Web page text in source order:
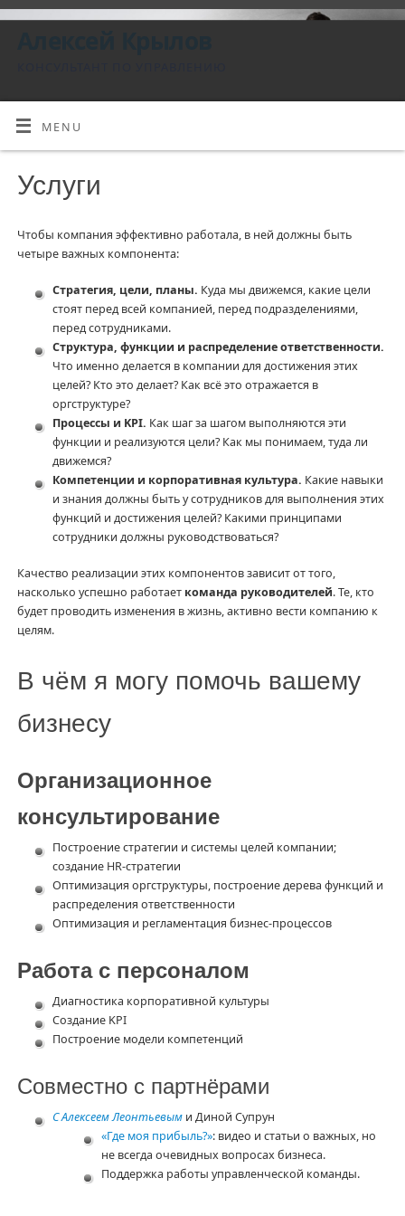
MENU
Услуги
Чтобы компания эффективно работала, в ней должны быть
четыре важных компонента:
Стратегия, цели, планы. Куда мы движемся, какие цели
стоят перед всей компанией, перед подразделениями,
перед сотрудниками.
Структура, функции и распределение ответственности.
Что именно делается в компании для достижения этих
целей? Кто это делает? Как всё это отражается в
оргструктуре?
Процессы и KPI. Как шаг за шагом выполняются эти
функции и реализуются цели? Как мы понимаем, туда ли
движемся?
Компетенции и корпоративная культура. Какие навыки
и знания должны быть у сотрудников для выполнения этих
функций и достижения целей? Какими принципами
сотрудники должны руководствоваться?
Качество реализации этих компонентов зависит от того,
насколько успешно работает команда руководителей. Те, кто
будет проводить изменения в жизнь, активно вести компанию к
целям.
В чём я могу помочь вашему
бизнесу
Организационное
консультирование
Построение стратегии и системы целей компании;
создание HR-стратегии
Оптимизация оргструктуры, построение дерева функций и
распределения ответственности
Оптимизация и регламентация бизнес-процессов
Работа с персоналом
Диагностика корпоративной культуры
Создание KPI
Построение модели компетенций
Совместно с партнёрами
С Алексеем Леонтьевыми Диной Супрун
«Где моя прибыль?»: видео и статьи о важных, но
не всегда очевидных вопросах бизнеса.
Поддержка работы управленческой команды.